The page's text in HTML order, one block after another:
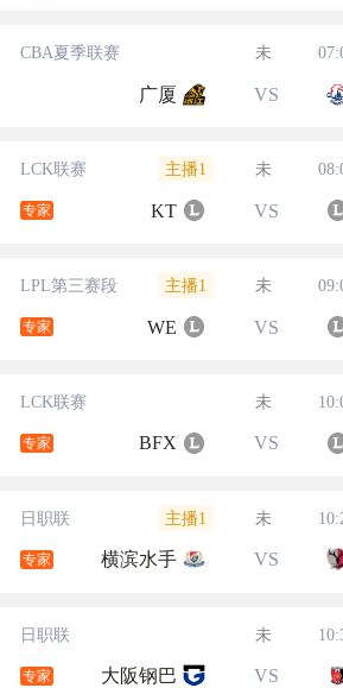
CBA夏季联赛 未
广厦 VS
LCK联赛 主播1 未
专家 KT VS
LPL第三赛段 主播1 未
专家 WE VS
LCK联赛 未
专家 BFX VS
日职联 主播1 未
专家 横滨水手 VS
日职联 未
专家 大阪钢巴 VS